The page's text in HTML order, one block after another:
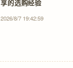
享的选购经验
2026/8/7 19:42:59